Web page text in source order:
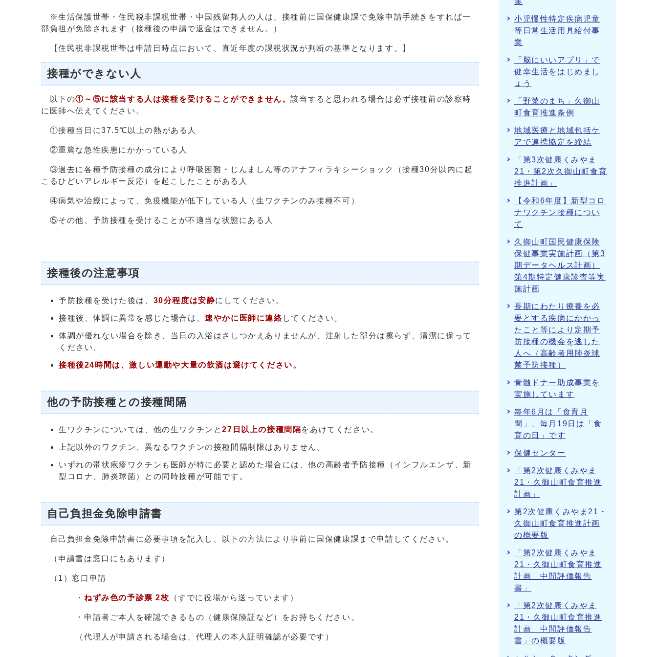
※生活保護世帯・住民税非課税世帯・中国残留邦人の人は、接種前に国保健康課で免除申請手続きをすれば一
部負担が免除されます（接種後の申請で返金はできません。）
【住民税非課税世帯は申請日時点において、直近年度の課税状況が判断の基準となります。】
接種ができない人
以下の①～⑤に該当する人は接種を受けることができません。該当すると思われる場合は必ず接種前の診察時
に医師へ伝えてください。
①接種当日に37.5℃以上の熱がある人
②重篤な急性疾患にかかっている人
③過去に各種予防接種の成分により呼吸困難・じんましん等のアナフィラキシーショック（接種30分以内に起
こるひどいアレルギー反応）を起こしたことがある人
④病気や治療によって、免疫機能が低下している人（生ワクチンのみ接種不可）
⑤その他、予防接種を受けることが不適当な状態にある人
接種後の注意事項
予防接種を受けた後は、 30分程度は安静にしてください。
接種後、体調に異常を感じた場合は、速やかに医師に連絡 してください。
体調が優れない場合を除き、当日の入浴はさしつかえありませんが、注射した部分は擦らず、清潔に保って
ください。
接種後24時間は、激しい運動や大量の飲酒は避けてください。
他の予防接種との接種間隔
生ワクチンについては、他の生ワクチンと27日以上の接種間隔をあけてください。
上記以外のワクチン、異なるワクチンの接種間隔制限はありません。
いずれの帯状疱疹ワクチンも医師が特に必要と認めた場合には、他の高齢者予防接種（インフルエンザ、新
型コロナ、肺炎球菌）との同時接種が可能です。
自己負担金免除申請書
自己負担金免除申請書に必要事項を記入し、以下の方法により事前に国保健康課まで申請してください。
（申請書は窓口にもあります）
（1）窓口申請
・ ねずみ色の予診票 2枚 （すでに役場から送っています）
・申請者ご本人を確認できるもの（健康保険証など）をお持ちください。
（代理人が申請される場合は、代理人の本人証明確認が必要です）
小児慢性特定疾病児童
等日常生活用具給付事
業
「脳にいいアプリ」で
健幸生活をはじめまし
ょう
「野菜のまち」久御山
町食育推進条例
地域医療と地域包括ケ
アで連携協定を締結
「第3次健康くみやま
21・第2次久御山町食育
推進計画」
【令和6年度】新型コロ
ナワクチン接種につい
て
久御山町国民健康保険
保健事業実施計画（第3
期データヘルス計画）
第4期特定健康診査等実
施計画
長期にわたり療養を必
要とする疾病にかかっ
たこと等により定期予
防接種の機会を逃した
人へ（高齢者用肺炎球
菌予防接種）
骨髄ドナー助成事業を
実施しています
毎年6月は「食育月
間」、毎月19日は「食
育の日」です
保健センター
「第2次健康くみやま
21・久御山町食育推進
計画」
第2次健康くみやま21・
久御山町食育推進計画
の概要版
「第2次健康くみやま
21・久御山町食育推進
計画 中間評価報告
書」
「第2次健康くみやま
21・久御山町食育推進
計画 中間評価報告
書」の概要版